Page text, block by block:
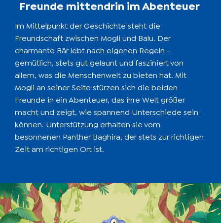
Freunde mittendrin im Abenteuer
Im Mittelpunkt der Geschichte steht die
Freundschaft zwischen Mogli und Balu. Der
charmante Bär lebt nach eigenen Regeln –
gemütlich, stets gut gelaunt und fasziniert von
allem, was die Menschenwelt zu bieten hat. Mit
Mogli an seiner Seite stürzen sich die beiden
Freunde in ein Abenteuer, das ihre Welt größer
macht und zeigt, wie spannend Unterschiede sein
können. Unterstützung erhalten sie vom
besonnenen Panther Baghira, der stets zur richtigen
Zeit am richtigen Ort ist.